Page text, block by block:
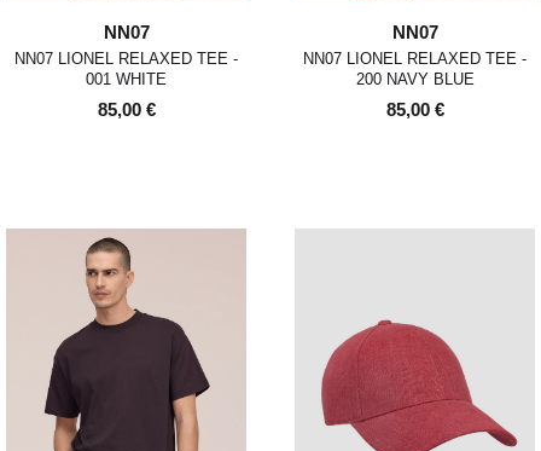
NN07
NN07 LIONEL RELAXED TEE -
001 WHITE
85,00 €
NN07
NN07 LIONEL RELAXED TEE -
200 NAVY BLUE
85,00 €